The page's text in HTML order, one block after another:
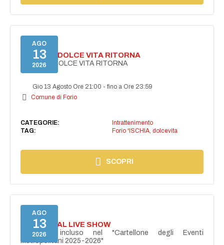
AGO
13
2026
FORIO LA DOLCE VITA RITORNA
FORIO LA DOLCE VITA RITORNA
Gio 13 Agosto Ore 21:00 -fino a Ore 23:59
Comune di Forio
CATEGORIE:
Intrattenimento
TAG:
Forio 'ISCHIA, dolcevita
SCOPRI
AGO
13
2026
I PERSONAL LIVE SHOW
Progetto incluso nel "Cartellone degli Eventi
Metropolitani 2025-2026"